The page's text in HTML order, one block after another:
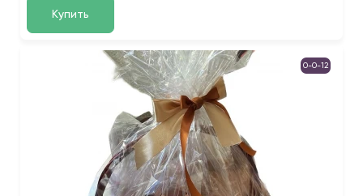
Купить
0-0-12